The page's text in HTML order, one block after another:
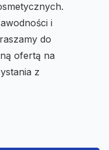
i
do
ofertą na
z